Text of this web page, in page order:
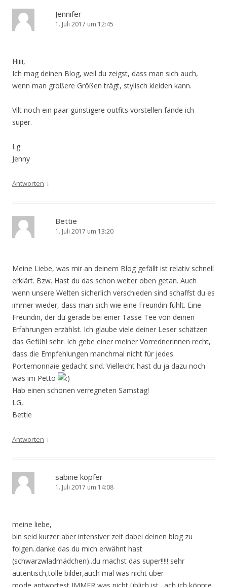
Jennifer
1. Juli 2017 um 12:45
Hiiii,
Ich mag deinen Blog, weil du zeigst, dass man sich auch,
wenn man größere Größen trägt, stylisch kleiden kann.
Vllt noch ein paar günstigere outfits vorstellen fände ich
super.
Lg
Jenny
Antworten ↓
Bettie
1. Juli 2017 um 13:20
Meine Liebe, was mir an deinem Blog gefällt ist relativ schnell
erklärt. Bzw. Hast du das schon weiter oben getan. Auch
wenn unsere Welten sicherlich verschieden sind schaffst du es
immer wieder, dass man sich wie eine Freundin fühlt. Eine
Freundin, der du gerade bei einer Tasse Tee von deinen
Erfahrungen erzählst. Ich glaube viele deiner Leser schätzen
das Gefühl sehr. Ich gebe einer meiner Vorrednerinnen recht,
dass die Empfehlungen manchmal nicht für jedes
Portemonnaie gedacht sind. Vielleicht hast du ja dazu noch
was im Petto
Hab einen schönen verregneten Samstag!
LG,
Bettie
Antworten ↓
sabine köpfer
1. Juli 2017 um 14:08
meine liebe,
bin seid kurzer aber intensiver zeit dabei deinen blog zu
folgen..danke das du mich erwähnt hast
(schwarzwladmädchen)..du machst das super!!!!! sehr
autentisch,tolle bilder,auch mal was nicht über